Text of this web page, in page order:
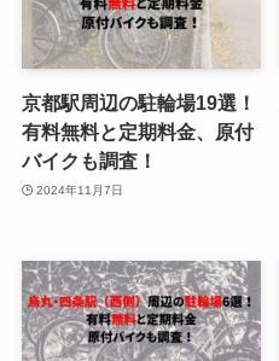
京都駅周辺の駐輪場19選！
有料無料と定期料金、原付
バイクも調査！
2024年11月7日